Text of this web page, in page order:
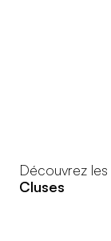
Découvrez les
Cluses